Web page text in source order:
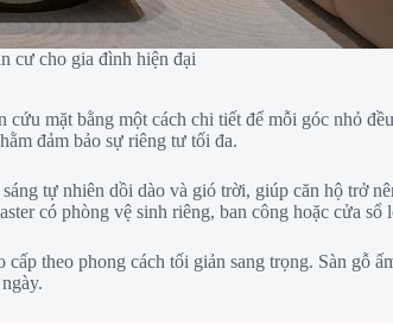
cư cho gia đình hiện đại
mặt bằng một cách chi tiết để mỗi góc nhỏ
đảm bảo sự riêng tư tối đa.
tự nhiên dồi dào và gió trời, giúp căn hộ trở
có phòng vệ sinh riêng, ban công hoặc cửa
theo phong cách tối giản sang trọng. Sàn gỗ